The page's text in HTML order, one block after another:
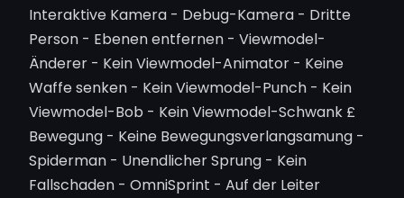
Interaktive Kamera - Debug-Kamera - Dritte
Person - Ebenen entfernen - Viewmodel-
Änderer - Kein Viewmodel-Animator - Keine
Waffe senken - Kein Viewmodel-Punch - Kein
Viewmodel-Bob - Kein Viewmodel-Schwank £
Bewegung - Keine Bewegungsverlangsamung -
Spiderman - Unendlicher Sprung - Kein
Fallschaden - OmniSprint - Auf der Leiter